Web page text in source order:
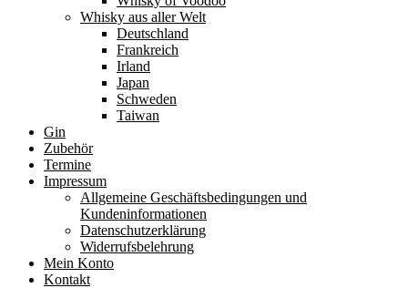
Whisky aus aller Welt
Deutschland
Frankreich
Irland
Japan
Schweden
Taiwan
Gin
Zubehör
Termine
Impressum
Allgemeine Geschäftsbedingungen und
Kundeninformationen
Datenschutzerklärung
Widerrufsbelehrung
Mein Konto
Kontakt